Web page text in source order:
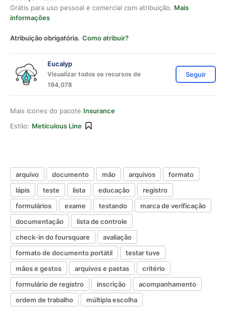
Grátis para uso pessoal e comercial com atribuição. Mais
informações
Atribuição obrigatória. Como atribuir?
Eucalyp
Visualizar todos os recursos de
194,078
Seguir
Mais ícones do pacote Insurance
Estilo: Meticulous Line
arquivo documento mão arquivos
formato
lápis
teste lista educação
registro
formulários
exame testando
marca de verificação
documentação
lista de controle
check-in do foursquare
avaliação
formato de documento portátil
testar tuve
mãos e gestos
arquivos e pastas
critério
formulário de registro
inscrição
acompanhamento
ordem de trabalho
múltipla escolha